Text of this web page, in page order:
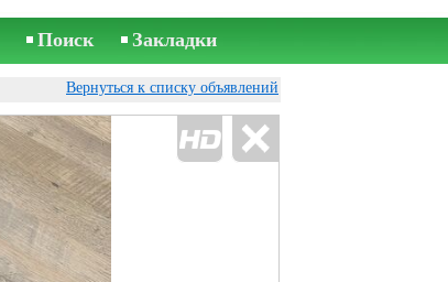
Поиск Закладки
Вернуться к списку объявлений